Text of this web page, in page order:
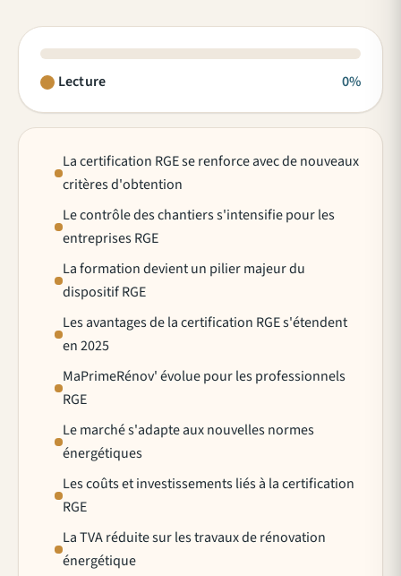
Lecture 0%
La certification RGE se renforce avec de nouveaux
critères d'obtention
Le contrôle des chantiers s'intensifie pour les
entreprises RGE
La formation devient un pilier majeur du
dispositif RGE
Les avantages de la certification RGE s'étendent
en 2025
MaPrimeRénov' évolue pour les professionnels
RGE
Le marché s'adapte aux nouvelles normes
énergétiques
Les coûts et investissements liés à la certification
RGE
La TVA réduite sur les travaux de rénovation
énergétique